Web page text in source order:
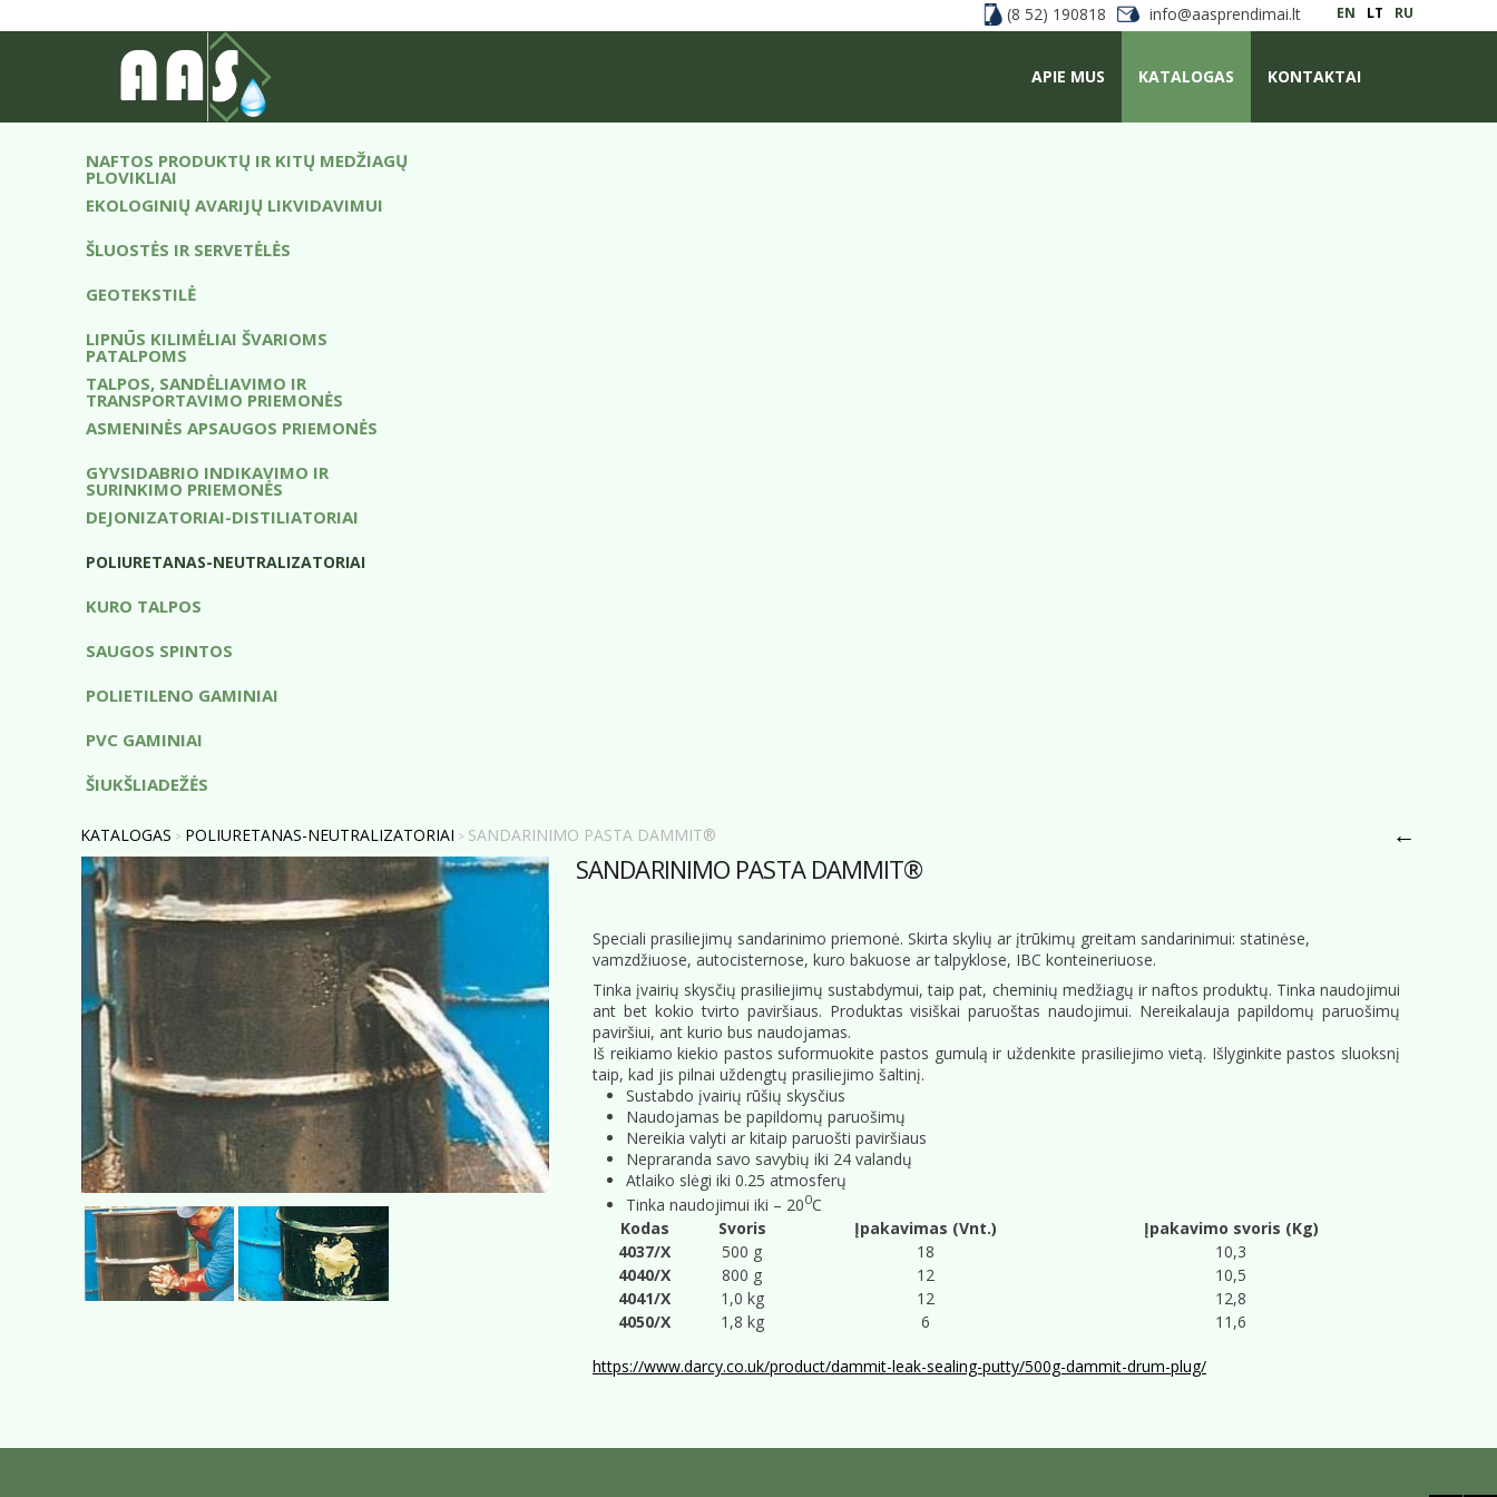
EN LT RU
APIE MUS KATALOGAS KONTAKTAI
(8 52) 190818 info@aasprendimai.lt
ABSORBENTAI
VANDENS PARUOŠIMO ĮRANGA
DISTILIUOTAS VANDUO
NAFTOS PRODUKTŲ IR KITŲ MEDŽIAGŲ
PLOVIKLIAI
EKOLOGINIŲ AVARIJŲ LIKVIDAVIMUI
ŠLUOSTĖS IR SERVETĖLĖS
GEOTEKSTILĖ
LIPNŪS KILIMĖLIAI ŠVARIOMS
PATALPOMS
TALPOS, SANDĖLIAVIMO IR
TRANSPORTAVIMO PRIEMONĖS
ASMENINĖS APSAUGOS PRIEMONĖS
GYVSIDABRIO INDIKAVIMO IR
SURINKIMO PRIEMONĖS
DEJONIZATORIAI-DISTILIATORIAI
POLIURETANAS-NEUTRALIZATORIAI
KURO TALPOS
SAUGOS SPINTOS
POLIETILENO GAMINIAI
PVC GAMINIAI
ŠIUKŠLIADEŽĖS
KATALOGAS > POLIURETANAS-NEUTRALIZATORIAI > SANDARINIMO PASTA DAMMIT® ←
SANDARINIMO PASTA DAMMIT®
Speciali prasiliejimų sandarinimo priemonė. Skirta skylių ar įtrūkimų greitam sandarinimui: statinėse,
vamzdžiuose, autocisternose, kuro bakuose ar talpyklose, IBC konteineriuose.
Tinka įvairių skysčių prasiliejimų sustabdymui, taip pat, cheminių medžiagų ir naftos produktų. Tinka naudojimui
ant bet kokio tvirto paviršiaus. Produktas visiškai paruoštas naudojimui. Nereikalauja papildomų paruošimų
paviršiui, ant kurio bus naudojamas.
Iš reikiamo kiekio pastos suformuokite pastos gumulą ir uždenkite prasiliejimo vietą. Išlyginkite pastos sluoksnį
taip, kad jis pilnai uždengtų prasiliejimo šaltinį.
Sustabdo įvairių rūšių skysčius
Naudojamas be papildomų paruošimų
Nereikia valyti ar kitaip paruošti paviršiaus
Nepraranda savo savybių iki 24 valandų
Atlaiko slėgi iki 0.25 atmosferų
Tinka naudojimui iki – 200C
Kodas
Svoris Įpakavimas (Vnt.)
Įpakavimo svoris (Kg)
4037/X
500 g 18
10,3
4040/X
800 g 12
10,5
4041/X
1,0 kg 12
12,8
4050/X
1,8 kg 6 11,6
https://www.darcy.co.uk/product/dammit-leak-sealing-putty/500g-dammit-drum-plug/